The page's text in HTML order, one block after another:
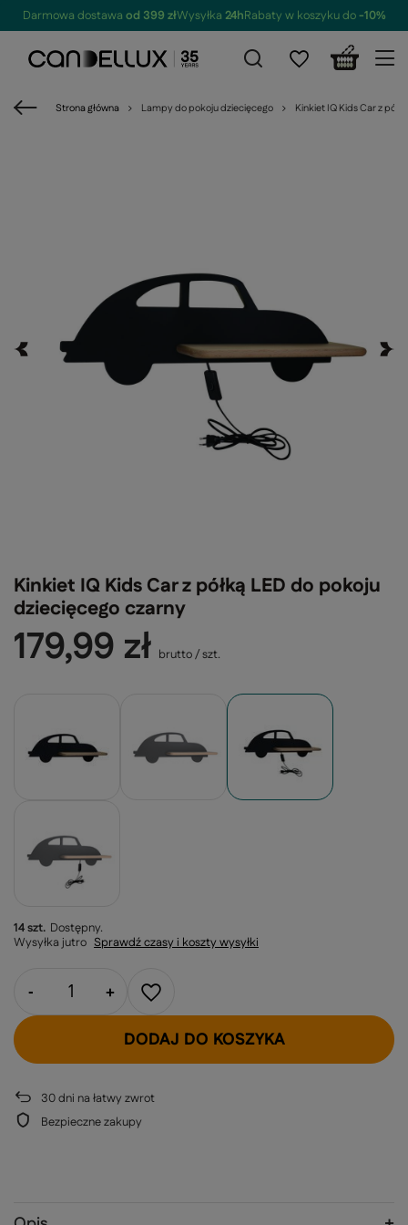
Darmowa dostawa od 399 złWysyłka 24hRabaty w koszyku do-10%
Strona główna Lampy do pokoju dziecięcego Kinkiet IQ Kids Car z
Kinkiet IQ Kids Car z półką LED do pokoju
dziecięcego czarny
14 szt. Dostępny
Wysyłka jutro Sprawdź czasy i koszty wysyłki
179,99 zł brutto/szt.
- +
DODAJ DO KOSZYKA
30dni na łatwy zwrot
Bezpieczne zakupy